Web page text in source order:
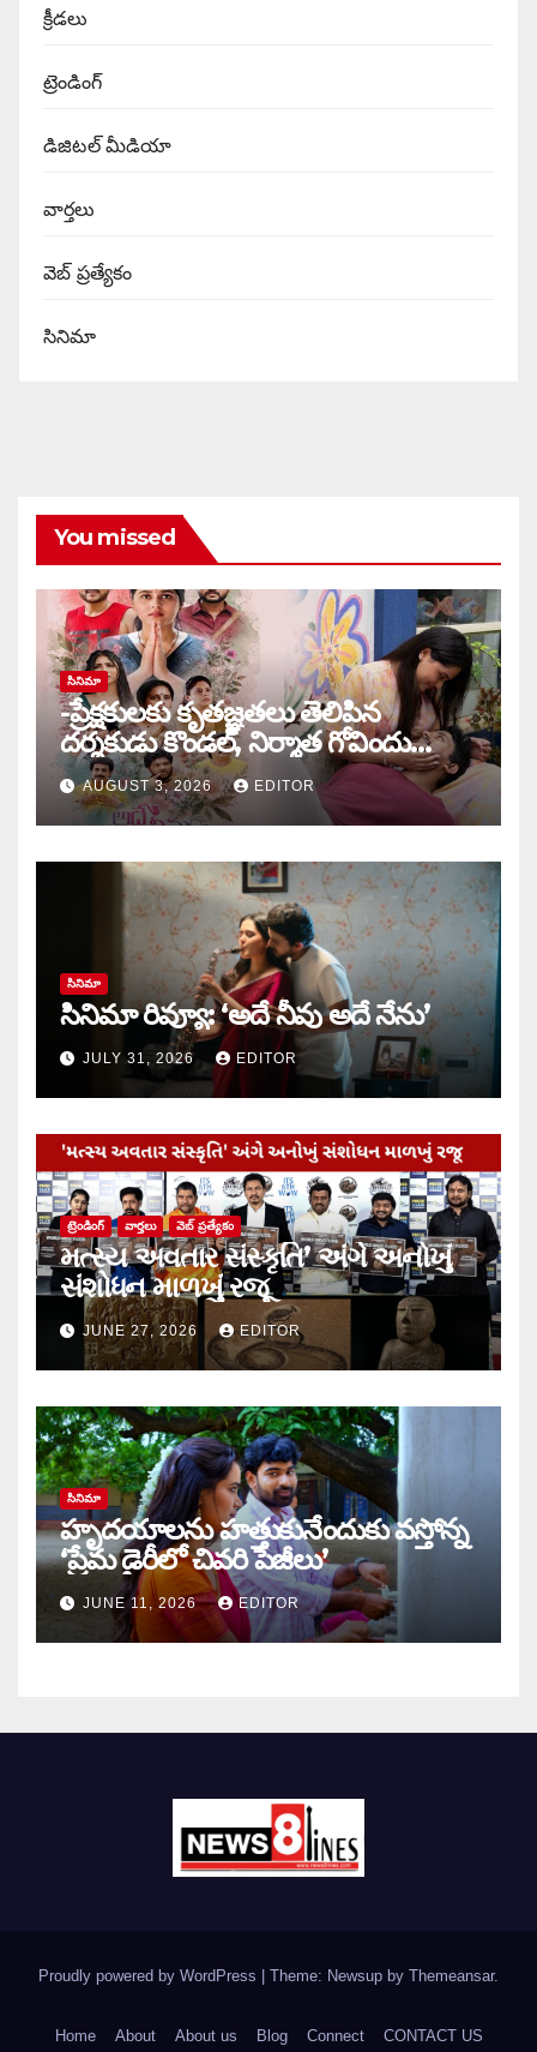
క్రీడలు
ట్రెండింగ్
డిజిటల్ మీడియా
వార్త‌లు
వెబ్ ప్రత్యేకం
సినిమా
You missed
సినిమా
-ప్రేక్షకులకు కృతజ్ఞతలు తెలిపిన
దర్శకుడు కొండల్, నిర్మాత గోవిందు
కాండ్రేగుల
AUGUST 3, 2026 EDITOR
సినిమా
సినిమా రివ్యూ: ‘అదే నీవు అదే నేను’
JULY 31, 2026 EDITOR
ట్రెండింగ్ వార్త‌లు వెబ్ ప్రత్యేకం
મત્સ્ય અવતાર સંસ્કૃતિ’ અંગે અનોખું
સંશોધન માળખું રજૂ
JUNE 27, 2026 EDITOR
సినిమా
హృదయాలను హత్తుకునేందుకు వస్తోన్న
‘ప్రేమ డైరీలో చివరి పేజీలు’
JUNE 11, 2026 EDITOR
Proudly powered by WordPress Theme: Newsup by Themeansar.
Home About About us Blog Connect CONTACT US